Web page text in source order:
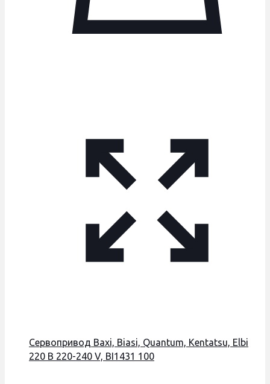
Сервопривод Baxi, Biasi, Quantum, Kentatsu, Elbi
220 В 220-240 V, BI1431 100